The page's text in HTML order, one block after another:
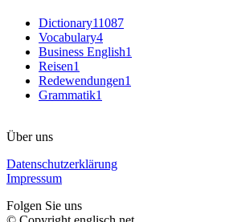
Dictionary11087
Vocabulary4
Business English1
Reisen1
Redewendungen1
Grammatik1
Über uns
Datenschutzerklärung
Impressum
Folgen Sie uns